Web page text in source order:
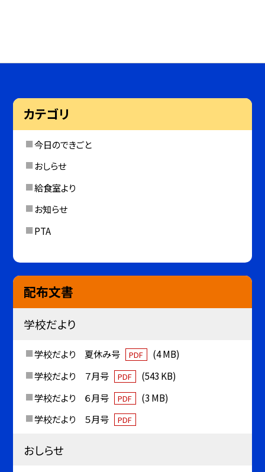
カテゴリ
今日のできごと
おしらせ
給食室より
お知らせ
PTA
配布文書
学校だより
学校だより 夏休み号 PDF
(4 MB)
学校だより ７月号
PDF
(543 KB)
学校だより ６月号
PDF
(3 MB)
学校だより ５月号
PDF
おしらせ